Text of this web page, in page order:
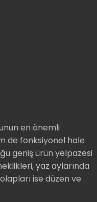
en önemli
de fonksiyonel hale
geniş ürün yelpazesi
yaz aylarında
ise düzen ve